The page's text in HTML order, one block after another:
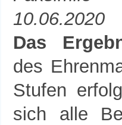
10.06.2020
Das
des
Stufen
sich alle